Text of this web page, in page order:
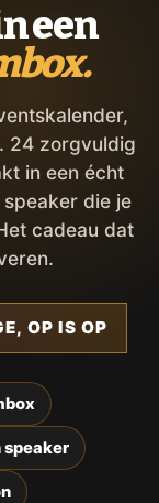
een
24 zorgvuldig
in een écht
die je
cadeau dat
OP IS OP
speaker